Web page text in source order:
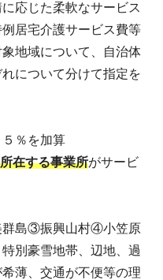
応じた柔軟なサービス
居宅介護サービス費等
地域について、自治体
について分けて指定を
％を加算
在する事業所がサービ
島③振興山村④小笠原
別豪雪地帯、辺地、過
薄、交通が不便等の理